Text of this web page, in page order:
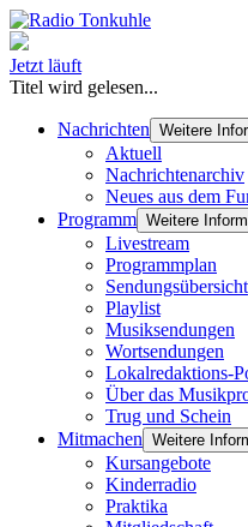
Jetzt läuft
Titel wird gelesen...
Nachrichten Weitere
Aktuell
Nachrichtenarchiv
Neues aus dem
Programm Weitere
Livestream
Programmplan
Sendungsübersicht
Playlist
Musiksendungen
Wortsendungen
Lokalredaktions-
Über das
Trug und Schein
Mitmachen Weitere
Kursangebote
Kinderradio
Praktika